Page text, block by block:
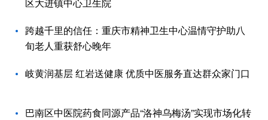
跨越千里的信任：重庆市精神卫生中心温情守护助八
旬老人重获舒心晚年
岐黄润基层 红岩送健康 优质中医服务直达群众家门口
巴南区中医院药食同源产品“洛神乌梅汤”实现市场化转